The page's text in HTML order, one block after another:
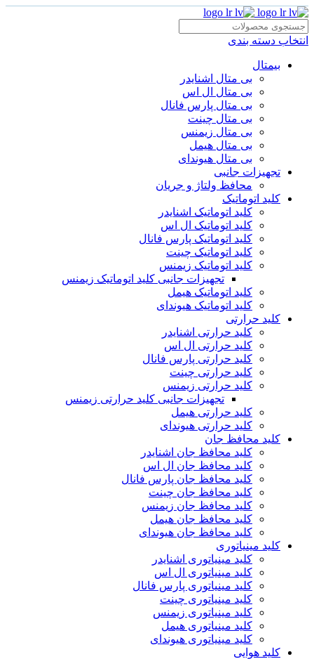
انتخاب دسته بندی
بیمتال
بی متال اشنایدر
بی متال ال اس
بی متال پارس فانال
بی متال چینت
بی متال زیمنس
بی متال هیمل
بی متال هیوندای
تجهیزات جانبی
محافظ ولتاژ و‌ جریان
کلید اتوماتیک
کلید اتوماتیک اشنایدر
کلید اتوماتیک ال اس
کلید اتوماتیک پارس فانال
کلید اتوماتیک چینت
کلید اتوماتیک زیمنس
تجهیزات جانبی کلید اتوماتیک زیمنس
کلید اتوماتیک هیمل
کلید اتوماتیک هیوندای
کلید حرارتی
کلید حرارتی اشنایدر
کلید حرارتی ال اس
کلید حرارتی پارس فانال
کلید حرارتی چینت
کلید حرارتی زیمنس
تجهیزات جانبی کلید حرارتی زیمنس
کلید حرارتی هیمل
کلید حرارتی هیوندای
کلید محافظ جان
کلید محافظ جان اشنایدر
کلید محافظ جان ال اس
کلید محافظ جان پارس فانال
کلید محافظ جان چینت
کلید محافظ جان زیمنس
کلید محافظ جان هیمل
کلید محافظ جان هیوندای
کلید مینیاتوری
کلید مینیاتوری اشنایدر
کلید مینیاتوری ال اس
کلید مینیاتوری پارس فانال
کلید مینیاتوری چینت
کلید مینیاتوری زیمنس
کلید مینیاتوری هیمل
کلید مینیاتوری هیوندای
کلید هوایی